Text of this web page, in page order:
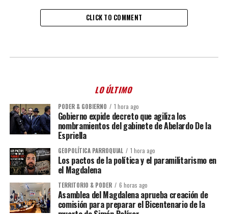
CLICK TO COMMENT
LO ÚLTIMO
PODER & GOBIERNO 1 hora ago
Gobierno expide decreto que agiliza los
nombramientos del gabinete de Abelardo De la
Espriella
GEOPOLÍTICA PARROQUIAL 1 hora ago
Los pactos de la política y el paramilitarismo en
el Magdalena
TERRITORIO & PODER 6 horas ago
Asamblea del Magdalena aprueba creación de
comisión para preparar el Bicentenario de la